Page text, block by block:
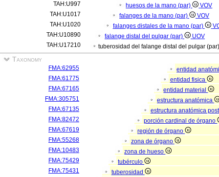
TAH:U997
huesos de la mano (par)
VOV
TAH:U1017
falanges de la mano (par)
VOV
TAH:U1020
falanges distales de la mano (par)
TAH:U10890
falange distal del pulgar (par)
UOV
TAH:U17210
tuberosidad del falange distal del pulgar
Taxonomy
FMA:62955
entidad
FMA:61775
entidad fisica
FMA:67165
entidad material
FMA:305751
estructura anatómica
FMA:67135
estructura anatómica
FMA:82472
porción cardinal de órgano
FMA:67619
región de órgano
FMA:55268
zona de órgano
FMA:10483
zona de hueso
FMA:75429
tubérculo
FMA:75431
tuberosidad